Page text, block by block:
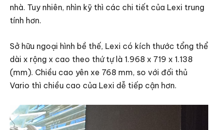
nhà. Tuy nhiên, nhìn kỹ thì các chi tiết của Lexi trung
tính hơn.
Sở hữu ngoại hình bề thế, Lexi có kích thước tổng thể
dài x rộng x cao theo thứ tự là 1.968 x 719 x 1.138
(mm). Chiều cao yên xe 768 mm, so với đối thủ
Vario thì chiều cao của Lexi dễ tiếp cận hơn.